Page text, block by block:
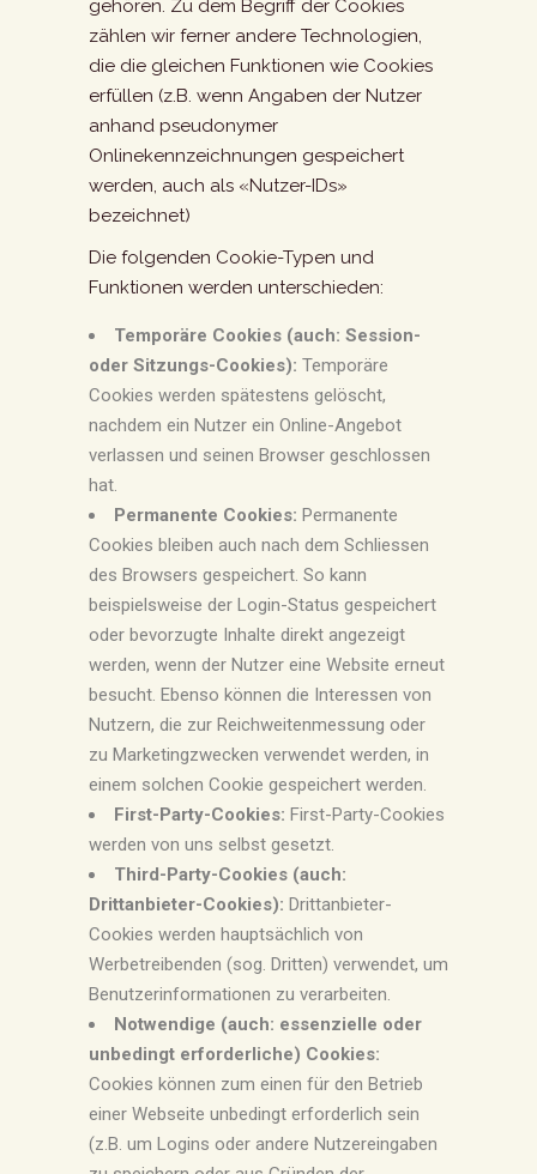
gehören. Zu dem Begriff der Cookies
zählen wir ferner andere Technologien,
die die gleichen Funktionen wie Cookies
erfüllen (z.B. wenn Angaben der Nutzer
anhand pseudonymer
Onlinekennzeichnungen gespeichert
werden, auch als «Nutzer-IDs»
bezeichnet)
Die folgenden Cookie-Typen und
Funktionen werden unterschieden:
Temporäre Cookies (auch: Session-
oder Sitzungs-Cookies): Temporäre
Cookies werden spätestens gelöscht,
nachdem ein Nutzer ein Online-Angebot
verlassen und seinen Browser geschlossen
hat.
Permanente Cookies: Permanente
Cookies bleiben auch nach dem Schliessen
des Browsers gespeichert. So kann
beispielsweise der Login-Status gespeichert
oder bevorzugte Inhalte direkt angezeigt
werden, wenn der Nutzer eine Website erneut
besucht. Ebenso können die Interessen von
Nutzern, die zur Reichweitenmessung oder
zu Marketingzwecken verwendet werden, in
einem solchen Cookie gespeichert werden.
First-Party-Cookies: First-Party-Cookies
werden von uns selbst gesetzt.
Third-Party-Cookies (auch:
Drittanbieter-Cookies): Drittanbieter-
Cookies werden hauptsächlich von
Werbetreibenden (sog. Dritten) verwendet, um
Benutzerinformationen zu verarbeiten.
Notwendige (auch: essenzielle oder
unbedingt erforderliche) Cookies:
Cookies können zum einen für den Betrieb
einer Webseite unbedingt erforderlich sein
(z.B. um Logins oder andere Nutzereingaben